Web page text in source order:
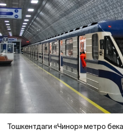
Тошкентдаги «Чинор» метро